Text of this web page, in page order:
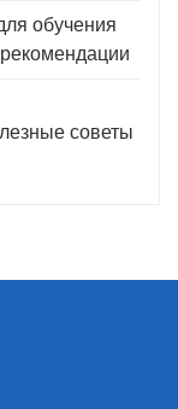
обучения
советы